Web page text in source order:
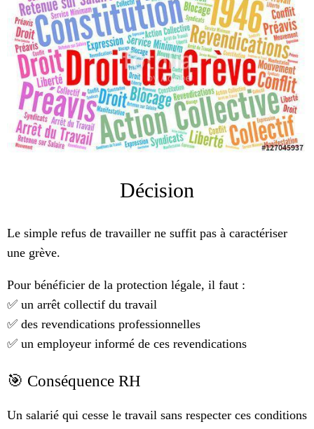
Décision
Le simple refus de travailler ne suffit pas à caractériser
une grève.
Pour bénéficier de la protection légale, il faut :
✅ un arrêt collectif du travail
✅ des revendications professionnelles
✅ un employeur informé de ces revendications
🎯 Conséquence RH
Un salarié qui cesse le travail sans respecter ces conditions